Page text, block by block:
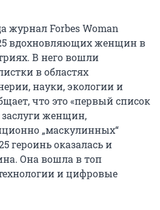
журнал Forbes Woman
вдохновляющих женщин в
В него вошли
в областях
науки, экологии и
что это «первый список
женщин,
„маскулинных“
героинь оказалась и
Она вошла в топ
и цифровые